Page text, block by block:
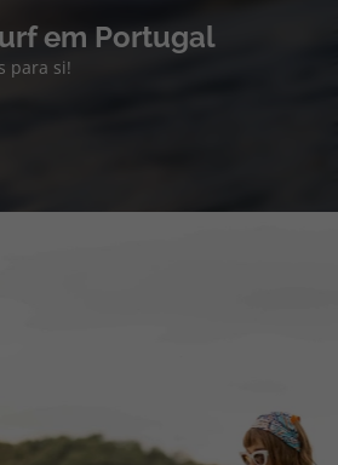
em Portugal
para si!